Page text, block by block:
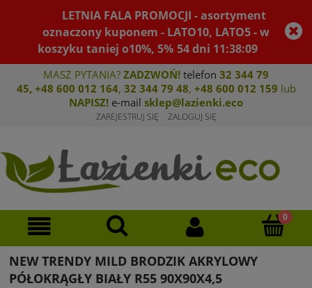
LETNIA FALA PROMOCJI - asortyment
oznaczony kuponem - LATO10, LATO5 - w
koszyku taniej o10%, 5% 54dni 11:38:09
MASZ PYTANIA? ZADZWOŃ! telefon 32 344 79
45, +48 600 012 164, 32 344 79 48, +48 600 012 159 lub
NAPISZ! e-mail sklep@lazienki.eco
ZAREJESTRUJ SIĘ ZALOGUJ SIĘ
NEW TRENDY MILD BRODZIK AKRYLOWY
PÓŁOKRĄGŁY BIAŁY R55 90X90X4,5